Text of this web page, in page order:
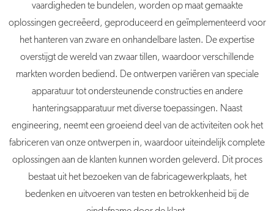
vaardigheden te bundelen, worden op maat gemaakte
oplossingen gecreëerd, geproduceerd en geïmplementeerd voor
het hanteren van zware en onhandelbare lasten. De expertise
overstijgt de wereld van zwaar tillen, waardoor verschillende
markten worden bediend. De ontwerpen variëren van speciale
apparatuur tot ondersteunende constructies en andere
hanteringsapparatuur met diverse toepassingen. Naast
engineering, neemt een groeiend deel van de activiteiten ook het
fabriceren van onze ontwerpen in, waardoor uiteindelijk complete
oplossingen aan de klanten kunnen worden geleverd. Dit proces
bestaat uit het bezoeken van de fabricagewerkplaats, het
bedenken en uitvoeren van testen en betrokkenheid bij de